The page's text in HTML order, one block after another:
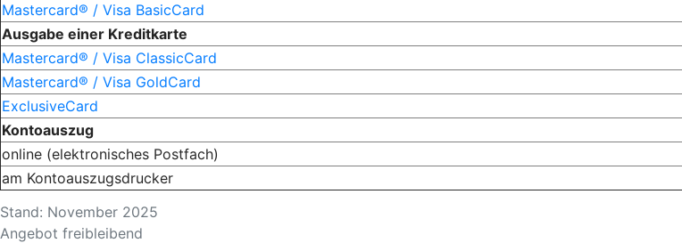
Stand: November 2025
Angebot freibleibend
Mastercard® / Visa BasicCard
Ausgabe einer Kreditkarte
Mastercard® / Visa ClassicCard
Mastercard® / Visa GoldCard
ExclusiveCard
Kontoauszug
online (elektronisches Postfach)
am Kontoauszugsdrucker